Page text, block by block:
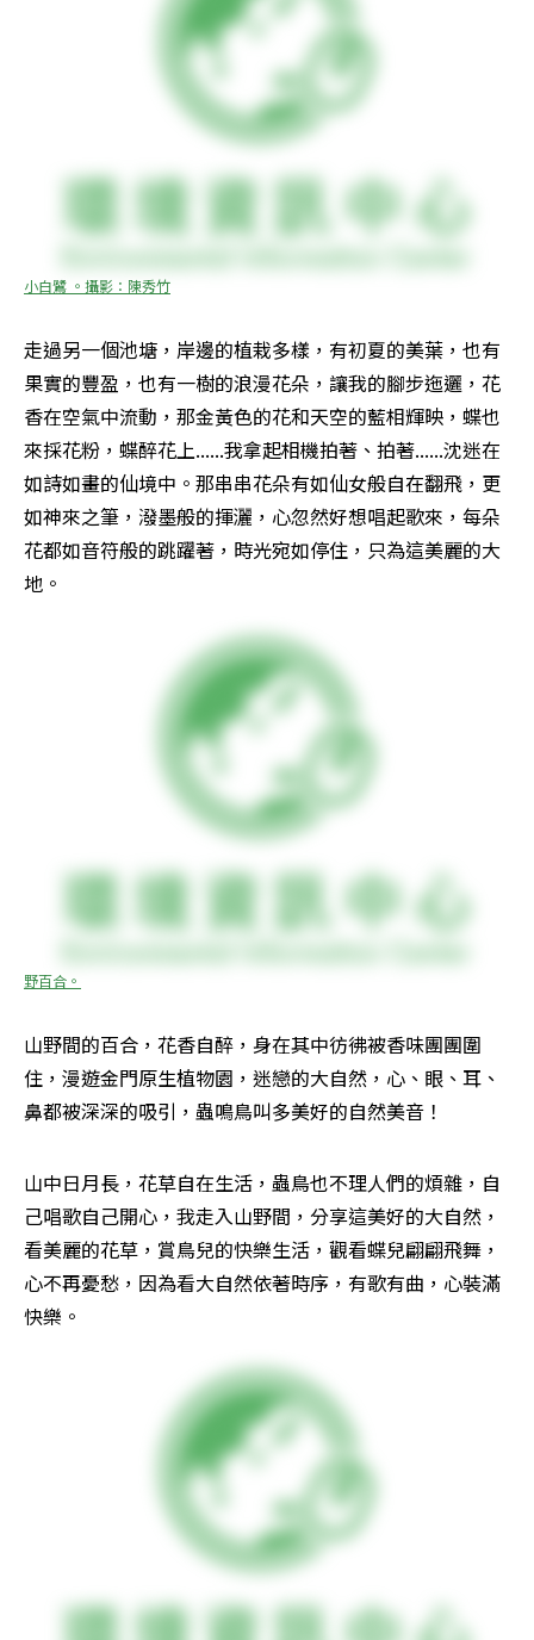
小白鷺 。攝影：陳秀竹
走過另一個池塘，岸邊的植栽多樣，有初夏的美葉，也有
果實的豐盈，也有一樹的浪漫花朵，讓我的腳步迤邐，花
香在空氣中流動，那金黃色的花和天空的藍相輝映，蝶也
來採花粉，蝶醉花上......我拿起相機拍著、拍著......沈迷在
如詩如畫的仙境中。那串串花朵有如仙女般自在翻飛，更
如神來之筆，潑墨般的揮灑，心忽然好想唱起歌來，每朵
花都如音符般的跳躍著，時光宛如停住，只為這美麗的大
地。
野百合。
山野間的百合，花香自醉，身在其中彷彿被香味團團圍
住，漫遊金門原生植物園，迷戀的大自然，心、眼、耳、
鼻都被深深的吸引，蟲鳴鳥叫多美好的自然美音！
山中日月長，花草自在生活，蟲鳥也不理人們的煩雜，自
己唱歌自己開心，我走入山野間，分享這美好的大自然，
看美麗的花草，賞鳥兒的快樂生活，觀看蝶兒翩翩飛舞，
心不再憂愁，因為看大自然依著時序，有歌有曲，心裝滿
快樂。